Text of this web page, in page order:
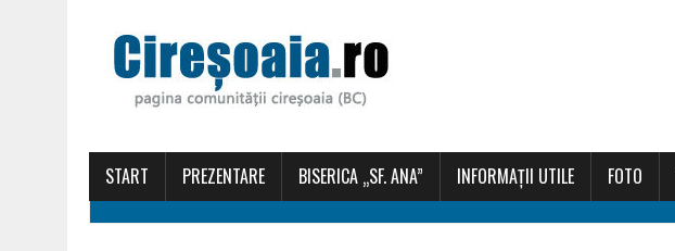
START PREZENTARE BISERICA „SF. ANA” INFORMAȚII UTILE FOTO